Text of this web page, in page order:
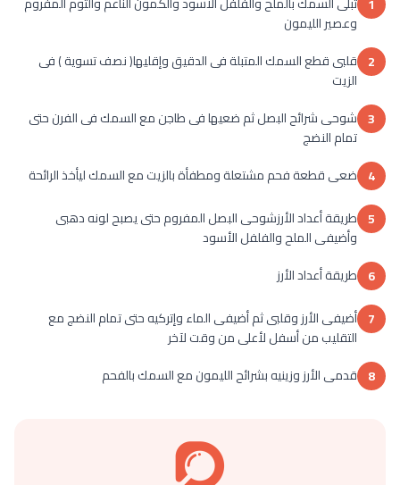
وعصير الليمون
2 قلبى قطع السمك المتبلة فى الدقيق وإقليها( نصف تسوية ) فى
الزيت
3 شوحى شرائح البصل ثم ضعيها فى طاجن مع السمك فى الفرن حتى
تمام النضج
4 ضعى قطعة فحم مشتعلة ومطفأة بالزيت مع السمك ليأخذ الرائحة
5 طريقة أعداد الأرزشوحى البصل المفروم حتى يصبح لونه دهبى
وأضيفى الملح والفلفل الأسود
6 طريقة أعداد الأرز
7 أضيفى الأرز وقلبى ثم أضيفى الماء وإتركيه حتى تمام النضج مع
التقليب من أسفل لأعلى من وقت لآخر
8 قدمى الأرز وزينيه بشرائح الليمون مع السمك بالفحم